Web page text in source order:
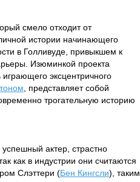
смело отходит от
истории начинающего
в Голливуде, привыкшем к
Изюминкой проекта
играющего эксцентричного
, представляет собой
трогательную историю
актер, страстно
как в индустрии они считаются
Слэттери (Бен Кингсли), таким